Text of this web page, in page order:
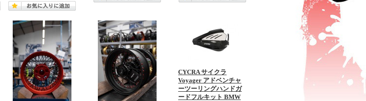
CYCRA サイクラ
Voyager アドベンチャ
ーツーリングハンドガ
ードフルキット BMW